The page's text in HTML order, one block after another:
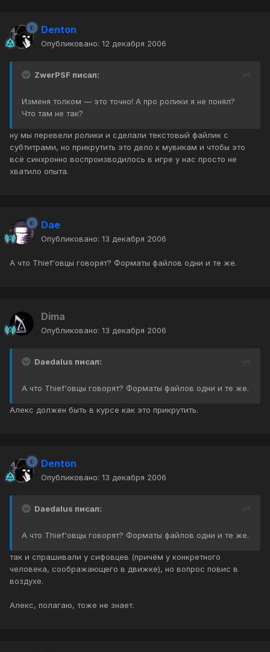
Denton
Опубликовано: 12 декабря 2006
ZwerPSF писал:
Изменя толком — это точно! А про ролики я не понял?
Что там не так?
ну мы перевели ролики и сделали текстовый файлик с
субтитрами, но прикрутить это дело к мувикам и чтобы это
всё синхронно воспроизводилось в игре у нас просто не
хватило опыта.
Dae
Опубликовано: 13 декабря 2006
А что Thief'овцы говорят? Форматы файлов одни и те же.
Dima
Опубликовано: 13 декабря 2006
Daedalus писал:
А что Thief'овцы говорят? Форматы файлов одни и те же.
Алекс должен быть в курсе как это прикрутить.
Denton
Опубликовано: 13 декабря 2006
Daedalus писал:
А что Thief'овцы говорят? Форматы файлов одни и те же.
так и спрашивали у сифовцев (причём у конкретного
человека, соображающего в движке), но вопрос повис в
воздухе.
Алекс, полагаю, тоже не знает.